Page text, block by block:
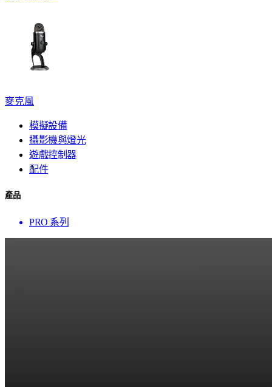
麥克風
模擬設備
攝影機與燈光
遊戲控制器
配件
產品
PRO 系列